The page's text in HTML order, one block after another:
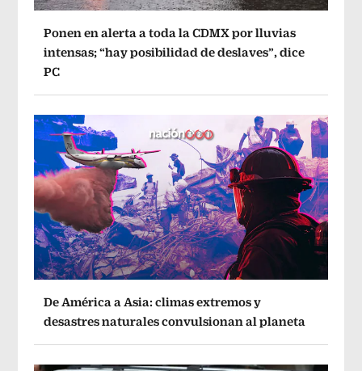
Ponen en alerta a toda la CDMX por lluvias
intensas; “hay posibilidad de deslaves”, dice
PC
De América a Asia: climas extremos y
desastres naturales convulsionan al planeta